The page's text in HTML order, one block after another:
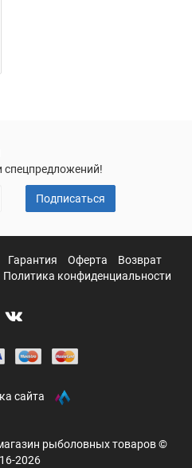
спецпредложений!
Подписаться
Гарантия Оферта
Возврат
Политика конфиденциальности
сайта
рыболовных товаров ©
2026